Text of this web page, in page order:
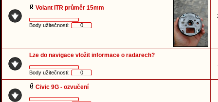
Volant ITR průměr 15mm
Body užitečnosti: 0
Lze do navigace vložit informace o radarech?
Body užitečnosti: 0
Civic 9G - ozvučení